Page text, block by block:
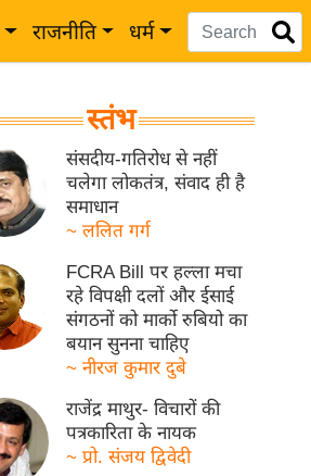
राजनीति धर्म
स्तंभ
संसदीय-गतिरोध से नहीं
चलेगा लोकतंत्र, संवाद ही है
समाधान
~ ललित गर्ग
FCRA Bill पर हल्ला मचा
रहे विपक्षी दलों और ईसाई
संगठनों को मार्को रुबियो का
बयान सुनना चाहिए
~ नीरज कुमार दुबे
राजेंद्र माथुर- विचारों की
पत्रकारिता के नायक
~ प्रो. संजय द्विवेदी